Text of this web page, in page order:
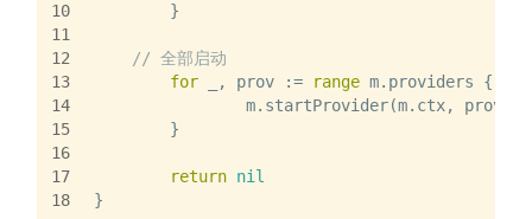
10
11
12
13
14
15
16
17
18
	}
// 全部启动
for _, prov := range m.providers {
		m.startProvider(m.ctx, prov)
	}
return nil
}